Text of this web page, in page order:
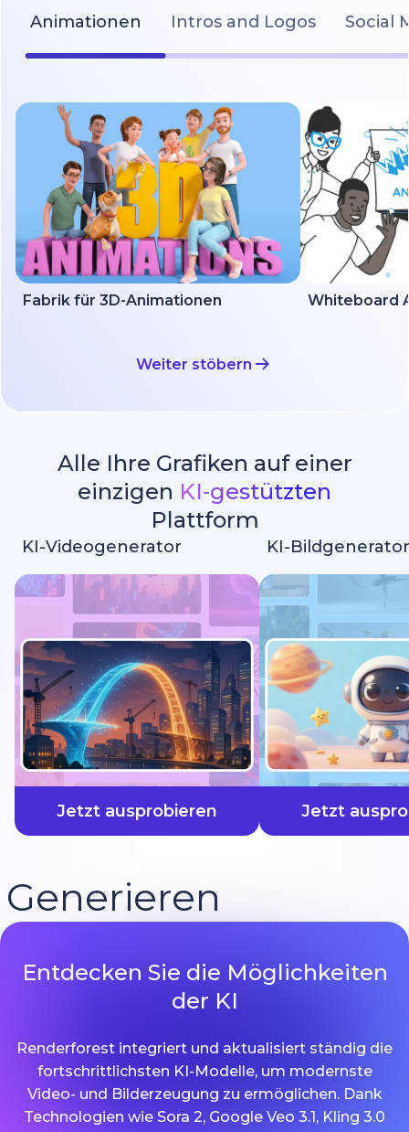
Animationen Intros and Logos Social
Fabrik für 3D-Animationen Whiteboard
Weiter stöbern
Alle Ihre Grafiken auf einer
einzigen KI-gestützten
Plattform
KI-Videogenerator
Jetzt ausprobieren
KI-Bildgenerator
Jetzt
Generieren
schneller
Entdecken Sie die Möglichkeiten
der KI
Renderforest integriert und aktualisiert ständig die
fortschrittlichsten KI-Modelle, um modernste
Video- und Bilderzeugung zu ermöglichen. Dank
Technologien wie Sora 2, Google Veo 3.1, Kling 3.0